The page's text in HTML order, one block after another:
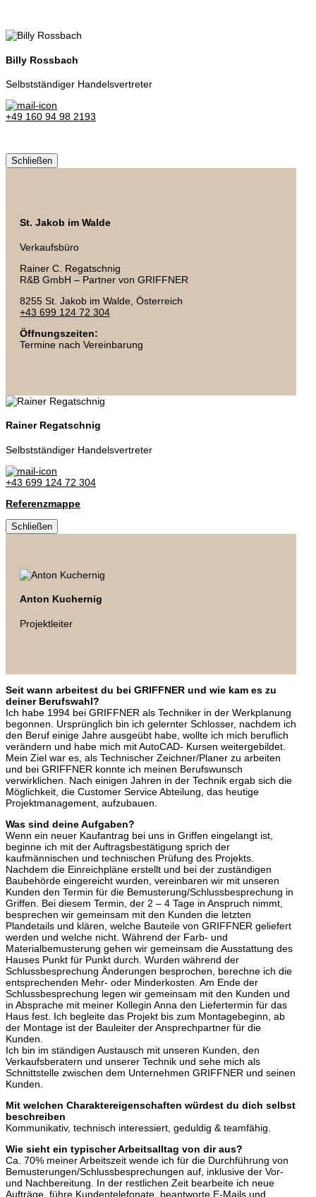
Billy Rossbach
Selbstständiger Handelsvertreter
+49 160 94 98 2193
Schließen
St. Jakob im Walde
Verkaufsbüro
Rainer C. Regatschnig
R&B GmbH – Partner von GRIFFNER
8255 St. Jakob im Walde, Österreich
+43 699 124 72 304
Öffnungszeiten:
Termine nach Vereinbarung
Rainer Regatschnig
Selbstständiger Handelsvertreter
+43 699 124 72 304
Referenzmappe
Schließen
Anton Kuchernig
Projektleiter
Seit wann arbeitest du bei GRIFFNER und wie kam es zu
deiner Berufswahl?
Ich habe 1994 bei GRIFFNER als Techniker in der Werkplanung
begonnen. Ursprünglich bin ich gelernter Schlosser, nachdem ich
den Beruf einige Jahre ausgeübt habe, wollte ich mich beruflich
verändern und habe mich mit AutoCAD- Kursen weitergebildet.
Mein Ziel war es, als Technischer Zeichner/Planer zu arbeiten
und bei GRIFFNER konnte ich meinen Berufswunsch
verwirklichen. Nach einigen Jahren in der Technik ergab sich die
Möglichkeit, die Customer Service Abteilung, das heutige
Projektmanagement, aufzubauen.
Was sind deine Aufgaben?
Wenn ein neuer Kaufantrag bei uns in Griffen eingelangt ist,
beginne ich mit der Auftragsbestätigung sprich der
kaufmännischen und technischen Prüfung des Projekts.
Nachdem die Einreichpläne erstellt und bei der zuständigen
Baubehörde eingereicht wurden, vereinbaren wir mit unseren
Kunden den Termin für die Bemusterung/Schlussbesprechung in
Griffen. Bei diesem Termin, der 2 – 4 Tage in Anspruch nimmt,
besprechen wir gemeinsam mit den Kunden die letzten
Plandetails und klären, welche Bauteile von GRIFFNER geliefert
werden und welche nicht. Während der Farb- und
Materialbemusterung gehen wir gemeinsam die Ausstattung des
Hauses Punkt für Punkt durch. Wurden während der
Schlussbesprechung Änderungen besprochen, berechne ich die
entsprechenden Mehr- oder Minderkosten. Am Ende der
Schlussbesprechung legen wir gemeinsam mit den Kunden und
in Absprache mit meiner Kollegin Anna den Liefertermin für das
Haus fest. Ich begleite das Projekt bis zum Montagebeginn, ab
der Montage ist der Bauleiter der Ansprechpartner für die
Kunden.
Ich bin im ständigen Austausch mit unseren Kunden, den
Verkaufsberatern und unserer Technik und sehe mich als
Schnittstelle zwischen dem Unternehmen GRIFFNER und seinen
Kunden.
Mit welchen Charaktereigenschaften würdest du dich selbst
beschreiben
Kommunikativ, technisch interessiert, geduldig & teamfähig.
Wie sieht ein typischer Arbeitsalltag von dir aus?
Ca. 70% meiner Arbeitszeit wende ich für die Durchführung von
Bemusterungen/Schlussbesprechungen auf, inklusive der Vor-
und Nachbereitung. In der restlichen Zeit bearbeite ich neue
Aufträge, führe Kundentelefonate, beantworte E-Mails und